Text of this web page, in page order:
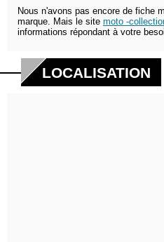
Nous n'avons pas encore de fiche
marque. Mais le site moto -
informations répondant à votre
LOCALISATION